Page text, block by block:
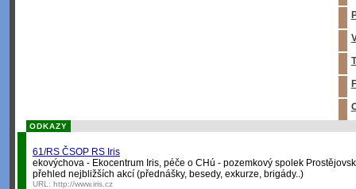
ODKAZY
61/RS ČSOP RS Iris
ekovýchova - Ekocentrum Iris, péče o CHú - pozemkový spolek
přehled nejbližších akcí (přednášky, besedy, exkurze, brigády..)
URL: http://www.iris.cz